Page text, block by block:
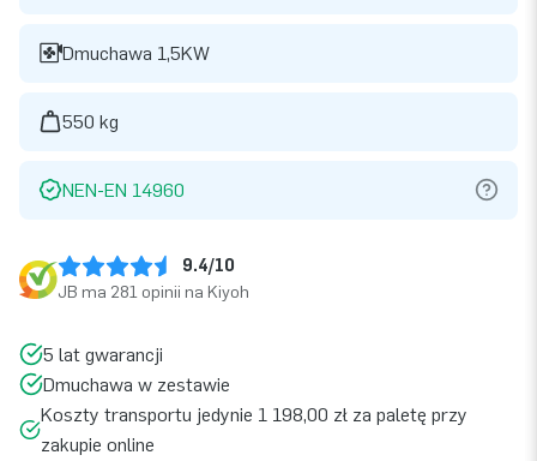
Dmuchawa 1,5KW
550 kg
NEN-EN 14960
9.4/10
JB ma 281 opinii na Kiyoh
5 lat gwarancji
Dmuchawa w zestawie
Koszty transportu jedynie 1 198,00 zł za paletę przy
zakupie online